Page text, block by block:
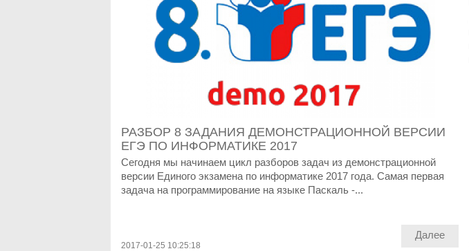
РАЗБОР 8 ЗАДАНИЯ ДЕМОНСТРАЦИОННОЙ ВЕРСИИ
ЕГЭ ПО ИНФОРМАТИКЕ 2017
Сегодня мы начинаем цикл разборов задач из демонстрационной
версии Единого экзамена по информатике 2017 года. Самая первая
задача на программирование на языке Паскаль -...
2017-01-25 10:25:18
Далее